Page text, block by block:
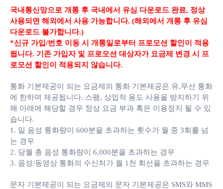
국내통신망으로 개통 후 국내에서 유심 다운로드 완료, 정상
사용되면 해외에서 사용 가능합니다. (해외에서 개통 후 유심
다운로드 불가합니다.)
*신규 가입/번호 이동 시 개통일로부터 프로모션 할인이 적용
됩니다. 기존 가입자 및 프로모션 대상자가 요금제 변경 시 프
로모션 할인이 적용되지 않습니다.
통화 기본제공이 되는 요금제의 통화 기본제공은 유,무선 통화
에 한하며 제공됩니다. 스팸, 상업적 용도 사용을 방지하기 위
해 아래에 해당할 경우 정상 요금 부과 혹은 이용정지 될 수 있
습니다.
1. 일 음성 통화량이 600분을 초과하는 횟수가 월 중 3회를 넘
는 경우
2. 당월 총 음성 통화량이 6,000분을 초과하는 경우
3. 음성/동영상 통화의 수신처가 월 1천 회선을 초과하는 경우
문자 기본제공이 되는 요금제의 문자 기본제공은 SMS와 MMS